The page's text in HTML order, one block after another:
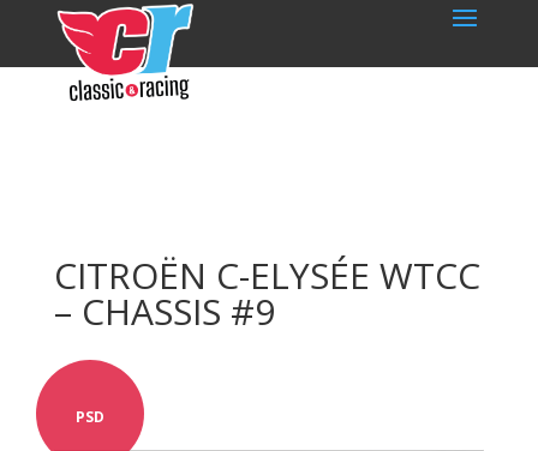
CITROËN C-ELYSÉE WTCC
– CHASSIS #9
PSD